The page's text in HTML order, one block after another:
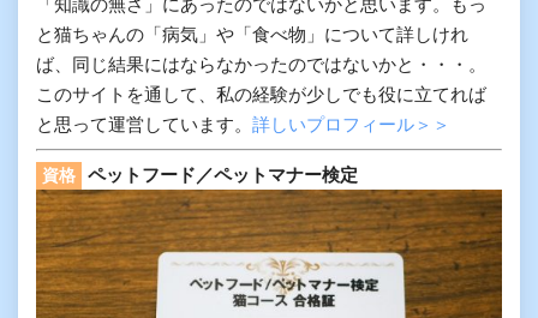
「知識の無さ」にあったのではないかと思います。もっ
と猫ちゃんの「病気」や「食べ物」について詳しけれ
ば、同じ結果にはならなかったのではないかと・・・。
このサイトを通して、私の経験が少しでも役に立てれば
と思って運営しています。 詳しいプロフィール＞＞
資格 ペットフード／ペットマナー検定